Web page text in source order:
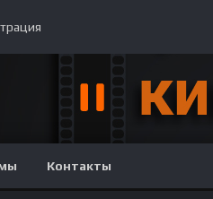
Контакты